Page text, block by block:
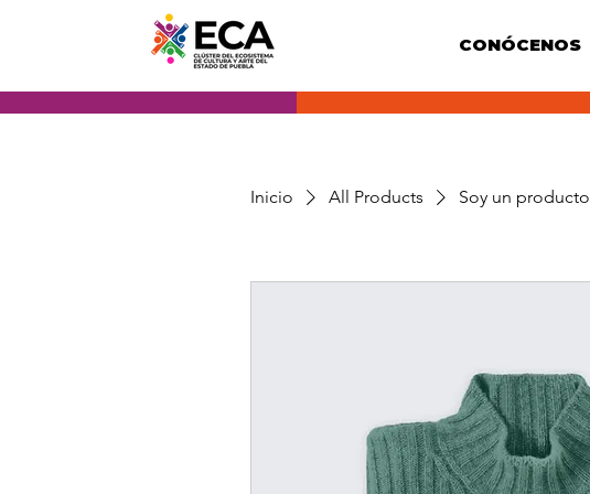
CONÓCENOS
Inicio All Products Soy un producto